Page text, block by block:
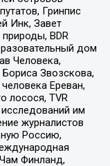
Гринпис
Инк, Завет
BDR
дом
Человека,
Звозскова,
Ереван,
лосося, TVR
им
журналистов
Россию,
Финланд,